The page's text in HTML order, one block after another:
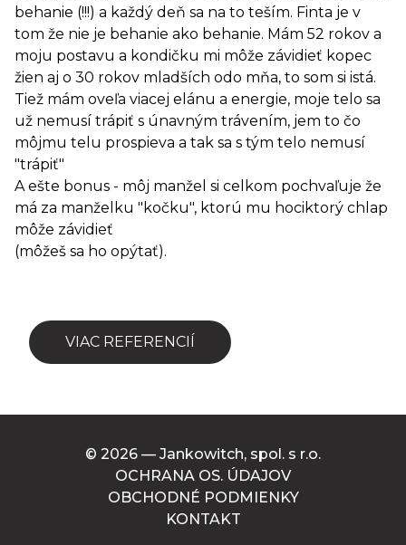
behanie (!!!) a každý deň sa na to teším. Finta je v
tom že nie je behanie ako behanie. Mám 52 rokov a
moju postavu a kondičku mi môže závidieť kopec
žien aj o 30 rokov mladších odo mňa, to som si istá.
Tiež mám oveľa viacej elánu a energie, moje telo sa
už nemusí trápiť s únavným trávením, jem to čo
môjmu telu prospieva a tak sa s tým telo nemusí
"trápiť"
A ešte bonus - môj manžel si celkom pochvaľuje že
má za manželku "kočku", ktorú mu hociktorý chlap
môže závidieť
(môžeš sa ho opýtať).
VIAC REFERENCIÍ
© 2026 — Jankowitch, spol. s r.o.
OCHRANA OS. ÚDAJOV
OBCHODNÉ PODMIENKY
KONTAKT